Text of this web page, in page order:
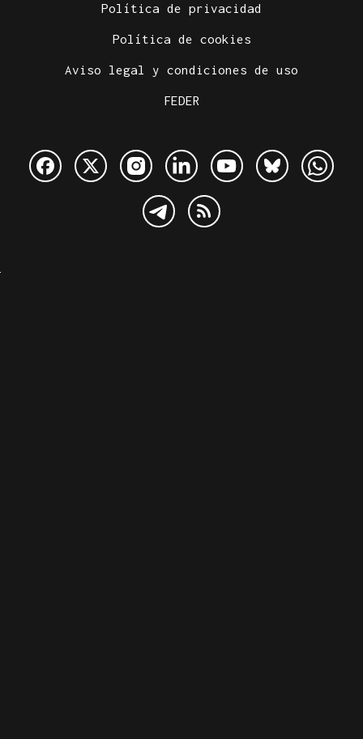
Política de privacidad
Política de cookies
Aviso legal y condiciones de uso
FEDER